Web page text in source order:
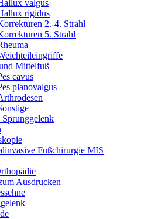
valgus
rigidus
2.-4. Strahl
5. Strahl
Mittelfuß
cavus
planovalgus
Sprunggelenk
Fußchirurgie MIS
Ausdrucken